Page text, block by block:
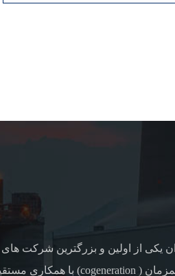
یکی از اولین و بزرگترین شرکت های